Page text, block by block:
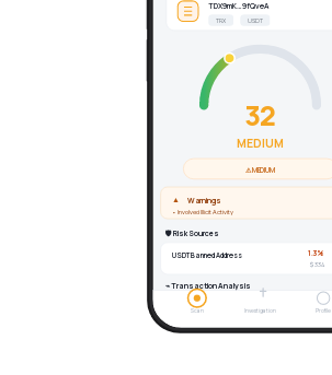
TDX9mK…9fQveA
TRX USDT
34
MEDIUM
⚠ MEDIUM
▲ Warnings
• Involved Illicit Activity
🛡 Risk Sources
USDT Banned Address 1.3%
$334
⌁ Transaction Analysis
Scan Investigation Profile